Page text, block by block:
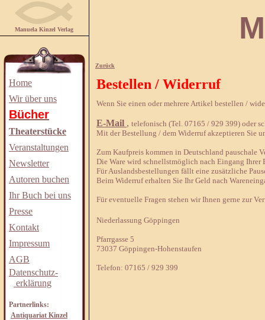
Manuela Kinzel Verlag
Home
Wir über uns
Bücher
Theaterstücke
Veranstaltungen
Newsletter
Autoren buchen
Ihr Buch bei uns
Presse
Kontakt
Impressum
AGB
Datenschutz-
erklärung
Partnerlinks:
Antiquariat Kinzel
Zurück
Bestellen / Widerruf
Wenn Sie einen oder mehrere Artikel bestellen /
E-Mail , telefonisch (Tel. 07165 / 929 399) oder
Mit der Bestellung / dem Widerruf akzeptieren Sie
Zum Kaufpreis kommen in Deutschland pauschale
Die Ware wird schnellstmöglich nach Eingang Ihrer
Für Auslandsbestellungen fällt eine zusätzliche
Beim Widerruf erhalten Sie Ihr Geld nach
Für eventuelle Fragen stehen wir Ihnen gerne zur
Niederlassung Göppingen
Pfarrgasse 5
73037 Göppingen-Hohenstaufen
Telefon: 07165 / 929 399